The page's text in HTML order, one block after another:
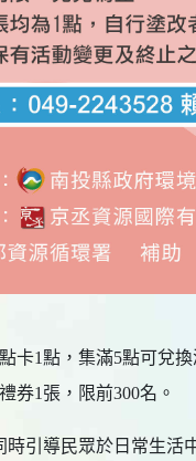
卡1點，集滿5點可兌換
券1張，限前300名。
引導民眾於日常生活